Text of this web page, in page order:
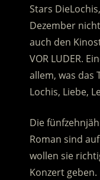
Stars
Dezember
auch den
VOR LUDER.
allem, was das
Lochis, Liebe,
Die
Roman sind
wollen sie
Konzert